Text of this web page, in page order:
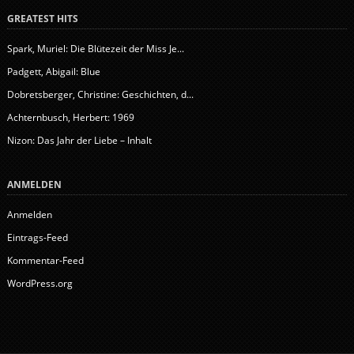
GREATEST HITS
Spark, Muriel: Die Blütezeit der Miss Je...
Padgett, Abigail: Blue
Dobretsberger, Christine: Geschichten, d...
Achternbusch, Herbert: 1969
Nizon: Das Jahr der Liebe – Inhalt
ANMELDEN
Anmelden
Eintrags-Feed
Kommentar-Feed
WordPress.org